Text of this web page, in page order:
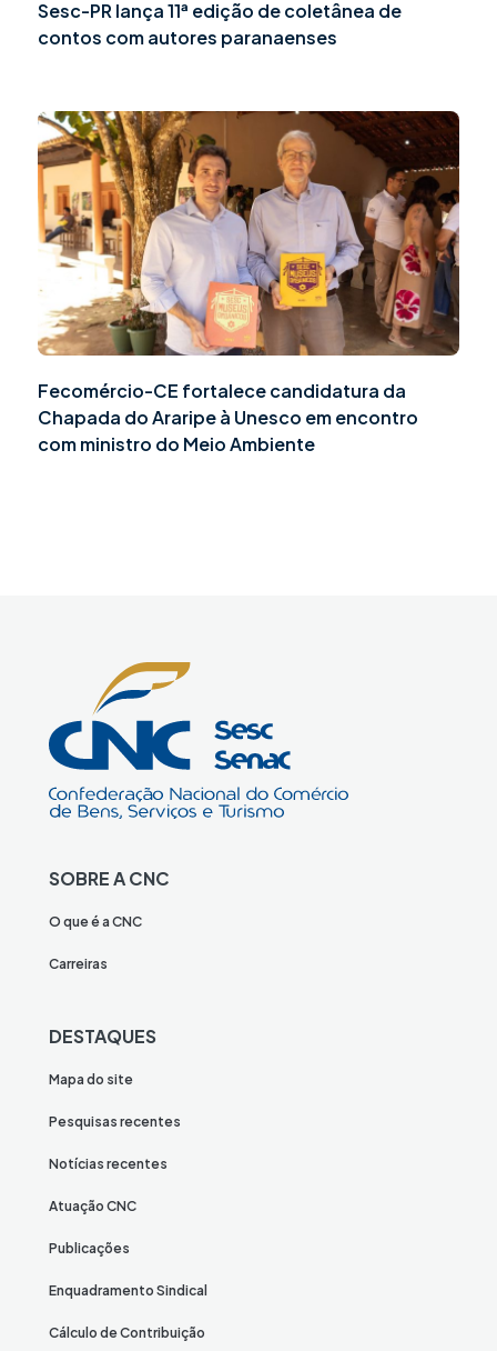
Sesc-PR lança 11ª edição de coletânea de
contos com autores paranaenses
Fecomércio-CE fortalece candidatura da
Chapada do Araripe à Unesco em encontro
com ministro do Meio Ambiente
SOBRE A CNC
O que é a CNC
Carreiras
DESTAQUES
Mapa do site
Pesquisas recentes
Notícias recentes
Atuação CNC
Publicações
Enquadramento Sindical
Cálculo de Contribuição